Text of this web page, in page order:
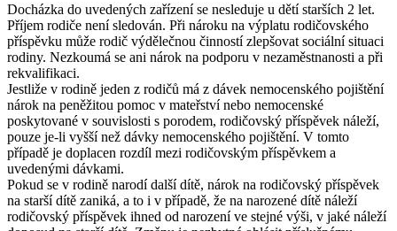
Docházka do uvedených zařízení se nesleduje u dětí starších 2 let.
Příjem rodiče není sledován. Při nároku na výplatu rodičovského
příspěvku může rodič výdělečnou činností zlepšovat sociální situaci
rodiny. Nezkoumá se ani nárok na podporu v nezaměstnanosti a při
rekvalifikaci.
Jestliže v rodině jeden z rodičů má z dávek nemocenského pojištění
nárok na peněžitou pomoc v mateřství nebo nemocenské
poskytované v souvislosti s porodem, rodičovský příspěvek náleží,
pouze je-li vyšší než dávky nemocenského pojištění. V tomto
případě je doplacen rozdíl mezi rodičovským příspěvkem a
uvedenými dávkami.
Pokud se v rodině narodí další dítě, nárok na rodičovský příspěvek
na starší dítě zaniká, a to i v případě, že na narozené dítě náleží
rodičovský příspěvek ihned od narození ve stejné výši, v jaké náleží